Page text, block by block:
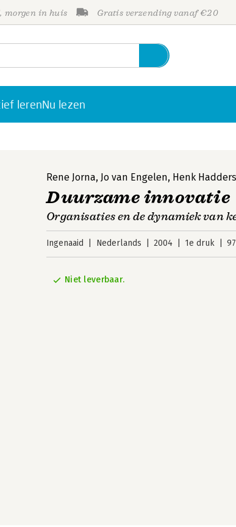
morgen in huis Gratis verzending vanaf €20
lerenNu lezen
Rene Jorna, Jo van Engelen, Henk Hadders
Duurzame innovatie
Organisaties en de dynamiek van
Ingenaaid Nederlands 2004 1e druk
Niet leverbaar.
Personen